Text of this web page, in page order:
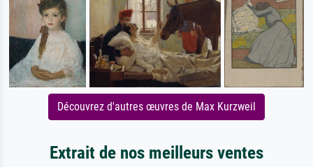
Découvrez d'autres œuvres de Max Kurzweil
Extrait de nos meilleurs ventes